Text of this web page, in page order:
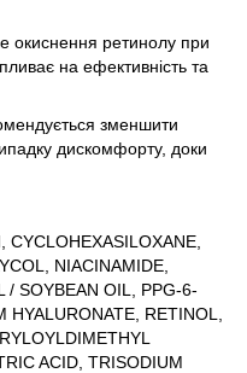
окиснення ретинолу при
на ефективність та
зменшити
дискомфорту, доки
CYCLOHEXASILOXANE,
NIACINAMIDE,
/ SOYBEAN OIL, PPG-6-
RETINOL,
ACID, TRISODIUM